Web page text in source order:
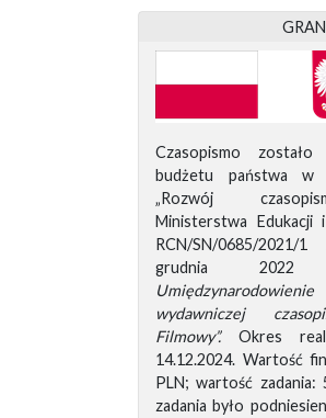
Czasopismo
budżetu państwa w
„Rozwój
Ministerstwa Edukacji
RCN/SN/0685/
grudnia
wydawniczej
Filmowy”.Okres
14.12.2024. Wartość
PLN; wartość zadania:
zadania było